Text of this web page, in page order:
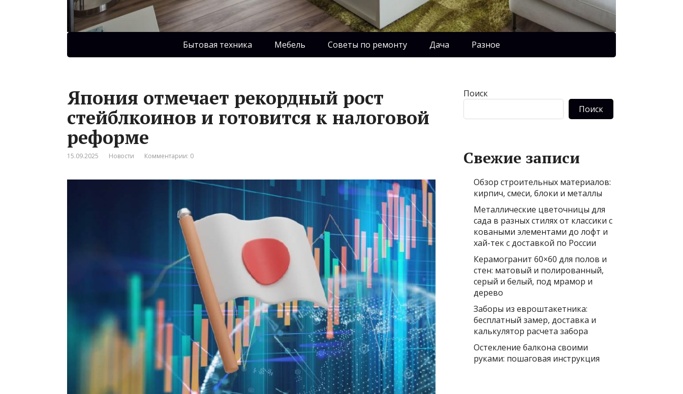
Бытовая техника Мебель Советы по ремонту Дача Разное
Япония отмечает рекордный рост
стейблкоинов и готовится к налоговой
реформе
15.09.2025 Новости Комментарии: 0
Поиск
Поиск
Свежие записи
Обзор строительных материалов:
кирпич, смеси, блоки и металлы
Металлические цветочницы для
сада в разных стилях от классики с
коваными элементами до лофт и
хай-тек с доставкой по России
Керамогранит 60×60 для полов и
стен: матовый и полированный,
серый и белый, под мрамор и
дерево
Заборы из евроштакетника:
бесплатный замер, доставка и
калькулятор расчета забора
Остекление балкона своими
руками: пошаговая инструкция